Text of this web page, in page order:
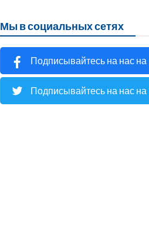
Мы в социальных сетях
Подписывайтесь на нас на
Подписывайтесь на нас на